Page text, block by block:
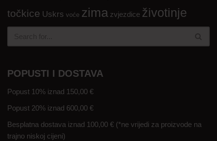
točkice Uskrs voće zima zvjezdice životinje
POPUSTI I DOSTAVA
Popust 10% iznad 150,00 €
Popust 20% iznad 600,00 €
Besplatna dostava iznad 100,00 € (*ne vrijedi za proizvode na
trajno niskoj cijeni)